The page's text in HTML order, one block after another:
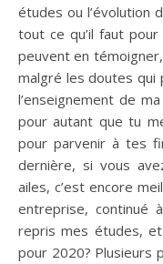
études ou l’évolution
tout ce qu’il faut
peuvent en
malgré les doutes qui
l’enseignement de
pour autant que tu
pour parvenir à tes
dernière, si vous
ailes, c’est encore
entreprise, continué
repris mes études,
pour 2020? Plusieurs